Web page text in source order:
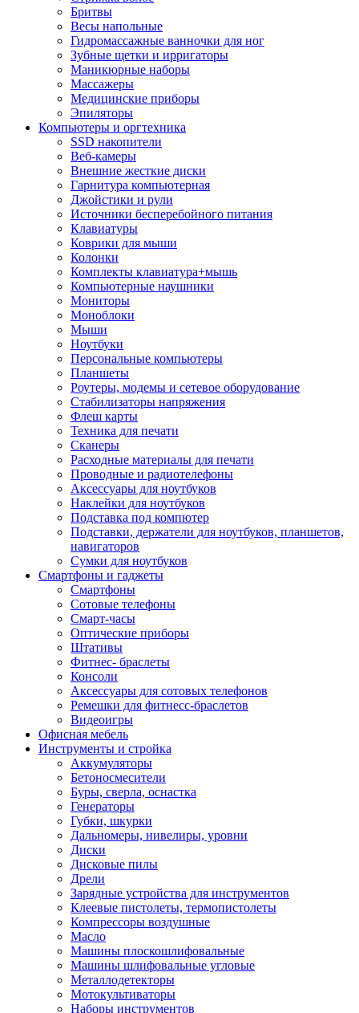
Бритвы
Весы напольные
Гидромассажные ванночки для ног
Зубные щетки и ирригаторы
Маникюрные наборы
Массажеры
Медицинские приборы
Эпиляторы
Компьютеры и оргтехника
SSD накопители
Веб-камеры
Внешние жесткие диски
Гарнитура компьютерная
Джойстики и рули
Источники бесперебойного питания
Клавиатуры
Коврики для мыши
Колонки
Комплекты клавиатура+мышь
Компьютерные наушники
Мониторы
Моноблоки
Мыши
Ноутбуки
Персональные компьютеры
Планшеты
Роутеры, модемы и сетевое оборудование
Стабилизаторы напряжения
Флеш карты
Техника для печати
Сканеры
Расходные материалы для печати
Проводные и радиотелефоны
Аксессуары для ноутбуков
Наклейки для ноутбуков
Подставка под компютер
Подставки, держатели для ноутбуков, планшетов,
навигаторов
Сумки для ноутбуков
Смартфоны и гаджеты
Смартфоны
Сотовые телефоны
Смарт-часы
Оптические приборы
Штативы
Фитнес- браслеты
Консоли
Аксессуары для сотовых телефонов
Ремешки для фитнесс-браслетов
Видеоигры
Офисная мебель
Инструменты и стройка
Аккумуляторы
Бетоносмесители
Буры, сверла, оснастка
Генераторы
Губки, шкурки
Дальномеры, нивелиры, уровни
Диски
Дисковые пилы
Дрели
Зарядные устройства для инструментов
Клеевые пистолеты, термопистолеты
Компрессоры воздушные
Масло
Машины плоскошлифовальные
Машины шлифовальные угловые
Металлодетекторы
Мотокультиваторы
Наборы инструментов